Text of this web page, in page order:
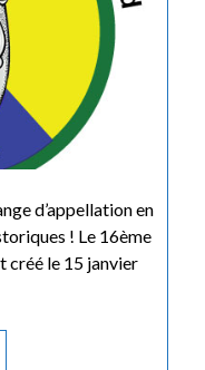
d’appellation en
! Le 16ème
créé le 15 janvier